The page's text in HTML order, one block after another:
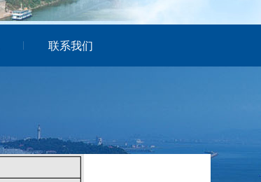
联系我们